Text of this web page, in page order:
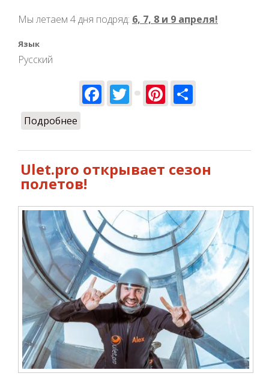
Мы летаем 4 дня подряд: 6, 7, 8 и 9 апреля!
Язык
Русский
Facebook
TwitterPinterest
Подробнее
Ulet.pro открывает сезон
полетов!